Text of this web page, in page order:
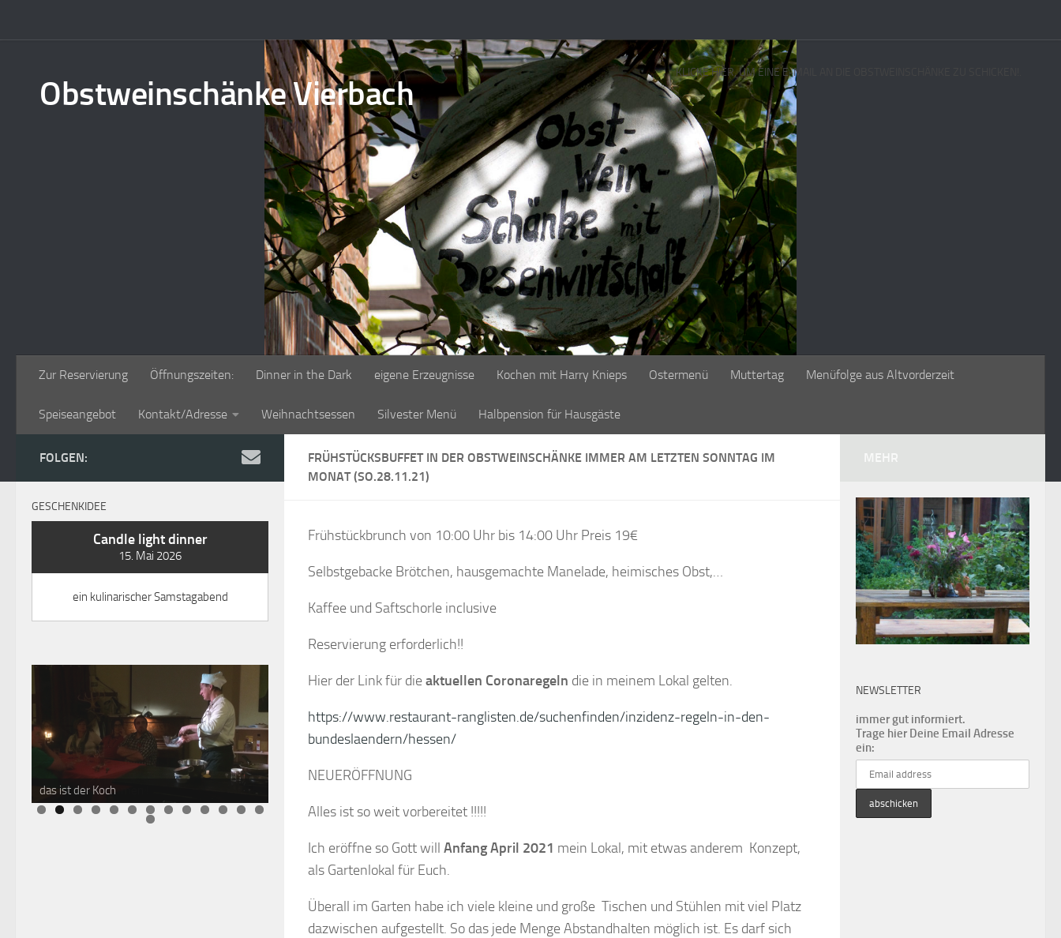
Obstweinschänke Vierbach
KLICKE HIER, UM EINE E-MAIL AN DIE OBSTWEINSCHÄNKE ZU SCHICKEN!.
Zur Reservierung Öffnungszeiten: Dinner in the Dark eigene Erzeugnisse Kochen mit Harry Knieps Ostermenü Muttertag Menüfolge aus Altvorderzeit
Speiseangebot Kontakt/Adresse Weihnachtsessen Silvester Menü Halbpension für Hausgäste
FRÜHSTÜCKSBUFFET IN DER OBSTWEINSCHÄNKE IMMER AM LETZTEN SONNTAG IM
MONAT (SO.28.11.21)
Frühstückbrunch von 10:00 Uhr bis 14:00 Uhr Preis 19€
Selbstgebacke Brötchen, hausgemachte Manelade, heimisches Obst,…
Kaffee und Saftschorle inclusive
Reservierung erforderlich!!
Hier der Link für dieaktuellen Coronaregeln die in meinem Lokal gelten.
https://www.restaurant-ranglisten.de/suchenfinden/inzidenz-regeln-in-den-
bundeslaendern/hessen/
NEUERÖFFNUNG
Alles ist so weit vorbereitet !!!!!
Ich eröffne so Gott will Anfang April 2021 mein Lokal, mit etwas anderem Konzept,
als Gartenlokal für Euch.
Überall im Garten habe ich viele kleine und große Tischen und Stühlen mit viel Platz
dazwischen aufgestellt. So das jede Menge Abstandhalten möglich ist. Es darf sich
FOLGEN:
GESCHENKIDEE
Candle light dinner
15. Mai 2026
ein kulinarischer Samstagabend
das ist der Koch
MEHR
NEWSLETTER
immer gut informiert.
Trage hier Deine Email Adresse
ein: